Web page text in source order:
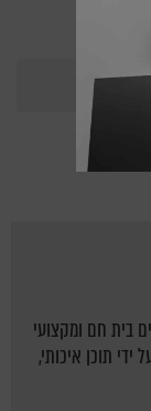
בית חם ומקצועי
תוכן איכותי,